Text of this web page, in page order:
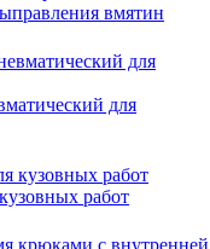
вмятин
для
работ